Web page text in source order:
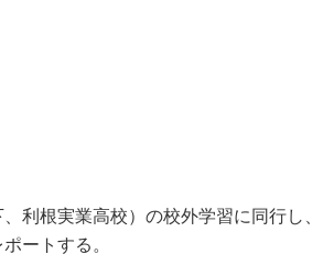
利根実業高校）の校外学習に同行し、
ートする。